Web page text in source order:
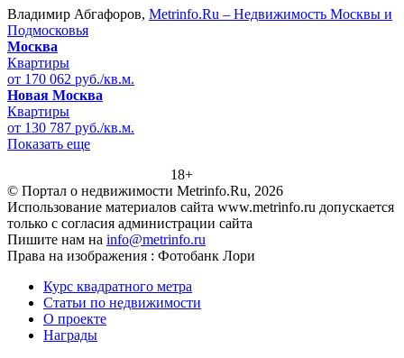
Владимир Абгафоров, Metrinfo.Ru – Недвижимость Москвы и
Подмосковья
Москва
Квартиры
от 170 062 руб./кв.м.
Новая Москва
Квартиры
от 130 787 руб./кв.м.
Показать еще
18+
© Портал о недвижимости Metrinfo.Ru, 2026
Использование материалов сайта www.metrinfo.ru допускается
только с согласия администрации сайта
Пишите нам на info@metrinfo.ru
Права на изображения : Фотобанк Лори
Курс квадратного метра
Статьи по недвижимости
О проекте
Награды